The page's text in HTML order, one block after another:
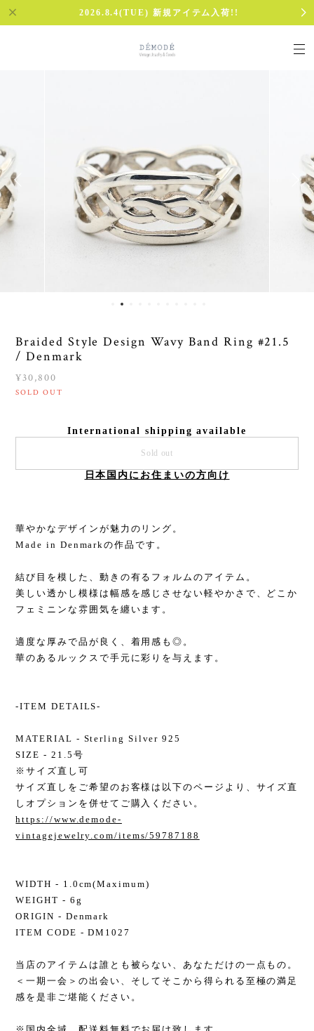
2026.8.4(TUE) 新規アイテム入荷!!
Braided Style Design Wavy Band Ring #21.5
/ Denmark
¥30,800
SOLD OUT
International shipping available
Sold out
日本国内にお住まいの方向け
華やかなデザインが魅力のリング。
Made in Denmarkの作品です。
結び目を模した、動きの有るフォルムのアイテム。
美しい透かし模様は幅感を感じさせない軽やかさで、どこか
フェミニンな雰囲気を纏います。
適度な厚みで品が良く、着用感も◎。
華のあるルックスで手元に彩りを与えます。
-ITEM DETAILS-
MATERIAL - Sterling Silver 925
SIZE - 21.5号
※サイズ直し可
サイズ直しをご希望のお客様は以下のページより、サイズ直
しオプションを併せてご購入ください。
https://www.demode-
vintagejewelry.com/items/59787188
WIDTH - 1.0cm(Maximum)
WEIGHT - 6g
ORIGIN - Denmark
ITEM CODE - DM1027
当店のアイテムは誰とも被らない、あなただけの一点もの。
＜一期一会＞の出会い、そしてそこから得られる至極の満足
感を是非ご堪能ください。